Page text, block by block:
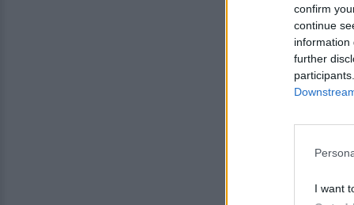
confirm
continue
information
further
I want